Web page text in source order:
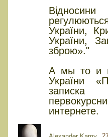
України,
України,
зброю»."
А мы то и
України
записка
интернете.